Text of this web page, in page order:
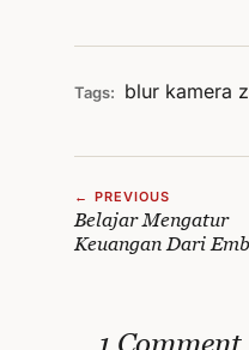
Tags: blur kamera
← PREVIOUS
Belajar Mengatur
Keuangan Dari